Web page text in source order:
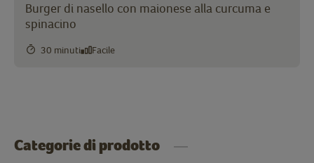
Burger di nasello con maionese alla curcuma e
spinacino
30 minuti Facile
Categorie di prodotto